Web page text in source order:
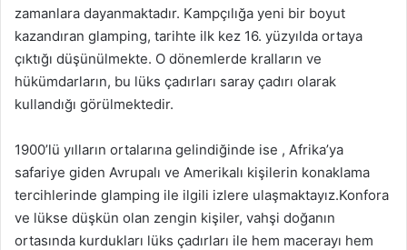
zamanlara dayanmaktadır. Kampçılığa yeni bir boyut
kazandıran glamping, tarihte ilk kez 16. yüzyılda ortaya
çıktığı düşünülmekte. O dönemlerde kralların ve
hükümdarların, bu lüks çadırları saray çadırı olarak
kullandığı görülmektedir.
1900’lü yılların ortalarına gelindiğinde ise , Afrika’ya
safariye giden Avrupalı ve Amerikalı kişilerin konaklama
tercihlerinde glamping ile ilgili izlere ulaşmaktayız.Konfora
ve lükse düşkün olan zengin kişiler, vahşi doğanın
ortasında kurdukları lüks çadırları ile hem macerayı hem